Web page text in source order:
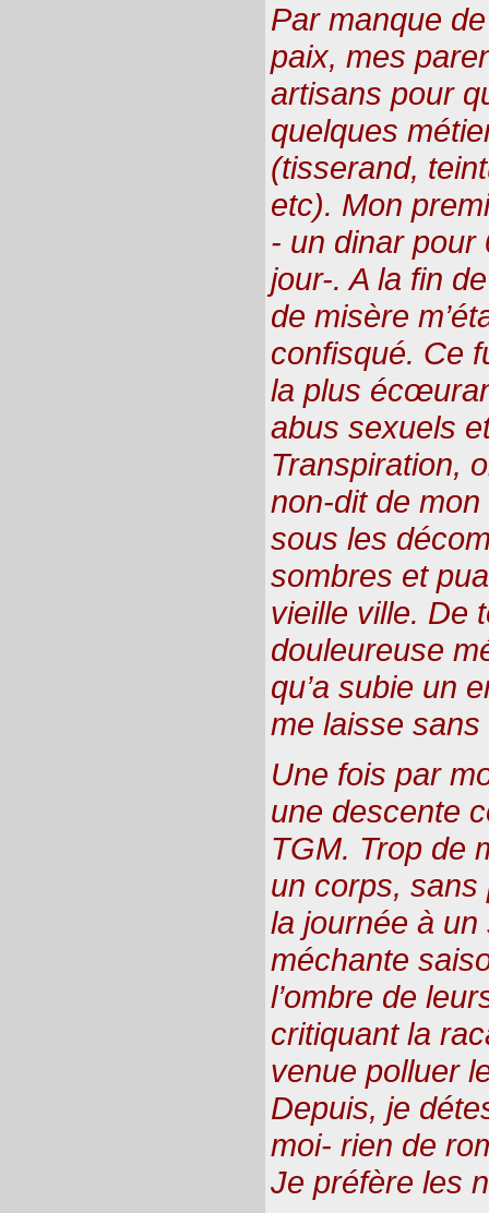
Par manque
paix, mes
artisans pour
quelques
(tisserand,
etc). Mon
- un dinar pour
jour-. A la fin
de misère
confisqué. Ce
la plus
abus sexuels
Transpiration,
non-dit de
sous les
sombres et
vieille ville. De
douleureuse
qu’a subie un
me laisse
Une fois par
une descente
TGM. Trop de
un corps, sans
la journée à un
méchante
l’ombre de
critiquant la
venue polluer
Depuis, je
moi- rien de
Je préfère les